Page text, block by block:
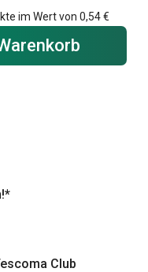
im Wert von 0,54 €
Club